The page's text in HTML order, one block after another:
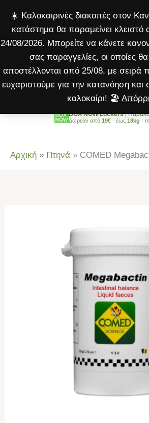
☀️ Καλοκαιρινές διακοπές στον
κατάστημα θα παραμείνει
24/08/2026. Μπορείτε να κάνετε
σας παραγγελίες, οι οποίες
αποστέλλονται από 25/08, με σειρά
ευχαριστούμε για την κατανόηση
καλοκαίρι! 🏖️
στο
περιεχόμενο
BOX NOW Lockers|
Δωρεάν από 19€ · έως 18kg ·
Αρχική » Πτηνά » COMED
300gr
ποσότητα